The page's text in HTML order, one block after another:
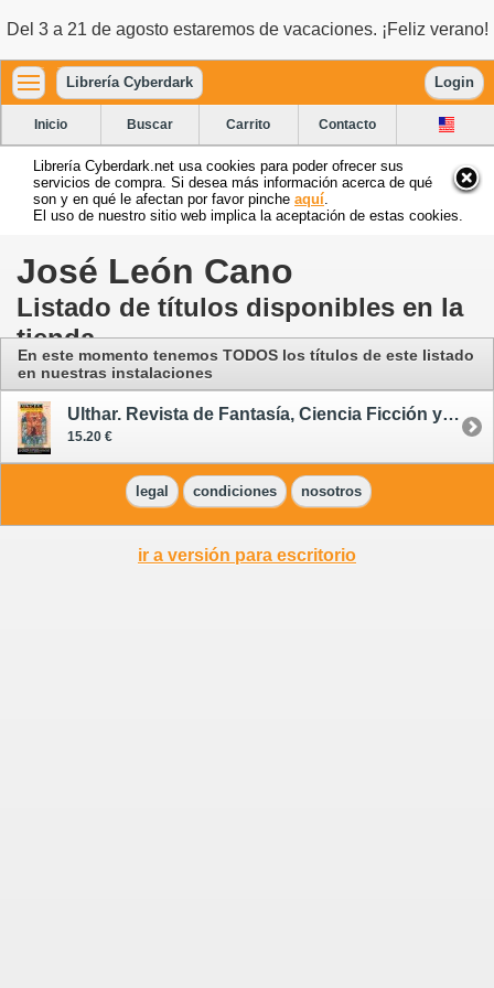
Del 3 a 21 de agosto estaremos de vacaciones. ¡Feliz verano!
Librería Cyberdark Login
Inicio Buscar Carrito Contacto
Librería Cyberdark.net usa cookies para poder ofrecer sus
servicios de compra. Si desea más información acerca de qué
son y en qué le afectan por favor pinche aquí
El uso de nuestro sitio web implica la aceptación de estas cookies.
José León Cano
Listado de títulos disponibles en la
tienda
En este momento tenemos TODOS los títulos de este listado
en nuestras instalaciones
Ulthar. Revista de Fantasía, Ciencia Ficción y Terror 20
15.20 €
legal condiciones nosotros
ir a versión para escritorio